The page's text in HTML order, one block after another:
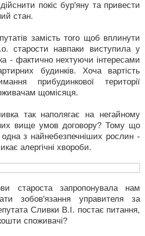
покіс бур'яну та привести
стан.
замість того щоб вплинути
старости навпаки виступила у
- фактично нехтуючи інтересами
будинків. Хоча вартість
прибудинкової території
щомісяця.
так наполягає на негайному
вище умов договору? Тому що
одна з найнебезпечніших рослин -
алергічні хвороби.
староста запропонувала нам
зобов'язання управителя за
Сливки В.І. постає питання,
споживачі?